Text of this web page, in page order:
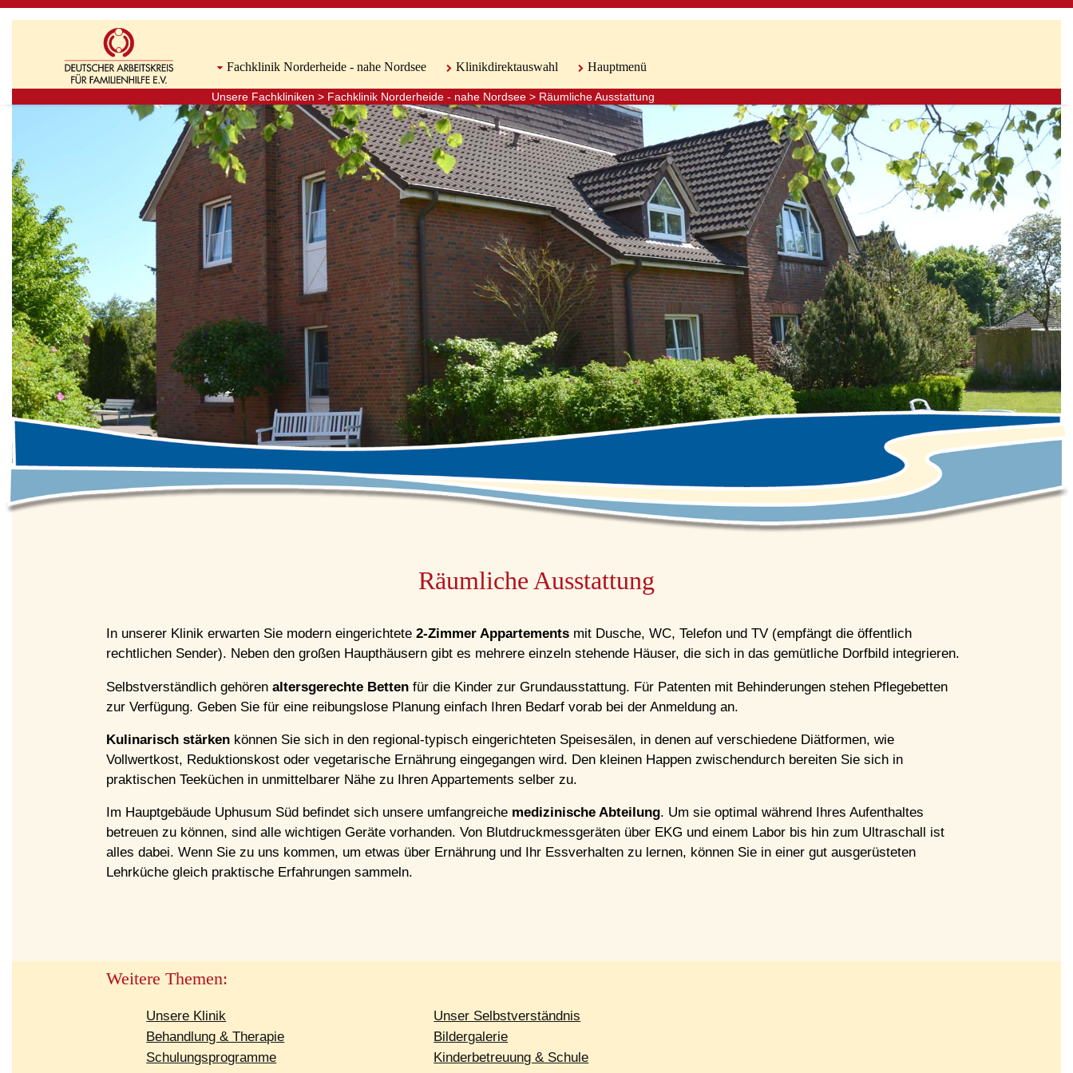
Fachklinik Norderheide - nahe Nordsee Klinikdirektauswahl Hauptmenü
Unsere Fachkliniken > Fachklinik Norderheide - nahe Nordsee > Räumliche Ausstattung
Räumliche Ausstattung
In unserer Klinik erwarten Sie modern eingerichtete2-Zimmer Appartements mit Dusche, WC, Telefon und TV (empfängt die öffentlich
rechtlichen Sender). Neben den großen Haupthäusern gibt es mehrere einzeln stehende Häuser, die sich in das gemütliche Dorfbild integrieren.
Selbstverständlich gehörenaltersgerechte Betten für die Kinder zur Grundausstattung. Für Patenten mit Behinderungen stehen Pflegebetten
zur Verfügung. Geben Sie für eine reibungslose Planung einfach Ihren Bedarf vorab bei der Anmeldung an.
Kulinarisch stärken können Sie sich in den regional-typisch eingerichteten Speisesälen, in denen auf verschiedene Diätformen, wie
Vollwertkost, Reduktionskost oder vegetarische Ernährung eingegangen wird. Den kleinen Happen zwischendurch bereiten Sie sich in
praktischen Teeküchen in unmittelbarer Nähe zu Ihren Appartements selber zu.
Im Hauptgebäude Uphusum Süd befindet sich unsere umfangreiche medizinische Abteilung. Um sie optimal während Ihres Aufenthaltes
betreuen zu können, sind alle wichtigen Geräte vorhanden. Von Blutdruckmessgeräten über EKG und einem Labor bis hin zum Ultraschall ist
alles dabei. Wenn Sie zu uns kommen, um etwas über Ernährung und Ihr Essverhalten zu lernen, können Sie in einer gut ausgerüsteten
Lehrküche gleich praktische Erfahrungen sammeln.
Weitere Themen:
Unsere Klinik
Unser Selbstverständnis
Behandlung & Therapie
Bildergalerie
Schulungsprogramme
Kinderbetreuung & Schule